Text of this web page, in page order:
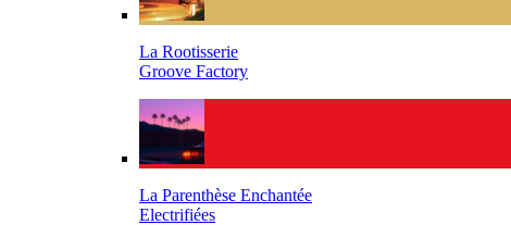
La Rootisserie
Groove Factory
La Parenthèse Enchantée
Electrifiées